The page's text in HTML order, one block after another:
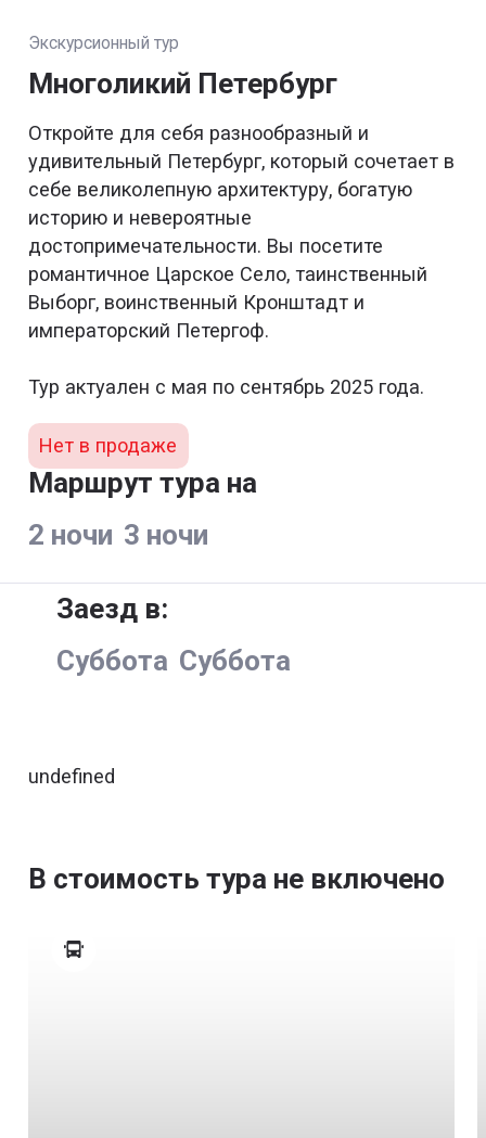
Экскурсионный тур
Многоликий Петербург
Откройте для себя разнообразный и
удивительный Петербург, который сочетает в
себе великолепную архитектуру, богатую
историю и невероятные
достопримечательности. Вы посетите
романтичное Царское Село, таинственный
Выборг, воинственный Кронштадт и
императорский Петергоф.
Тур актуален с мая по сентябрь 2025 года.
Нет в продаже
Маршрут тура на
2 ночи 3 ночи
Заезд в:
Суббота Суббота
undefined
В стоимость тура не включено